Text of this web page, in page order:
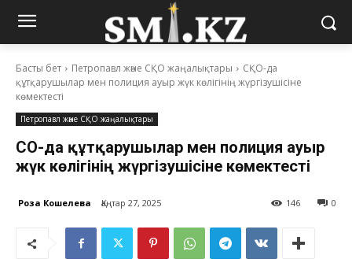
Басты бет Петропавл және СҚО жаңалықтары
СҚО-да
құтқарушылар мен полиция ауыр жүк көлігінің жүргізушісіне
көмектесті
Петропавл және СҚО жаңалықтары
СҚО-да құтқарушылар мен полиция ауыр
жүк көлігінің жүргізушісіне көмектесті
Роза Кошелева Қаңтар 27, 2025 0
146